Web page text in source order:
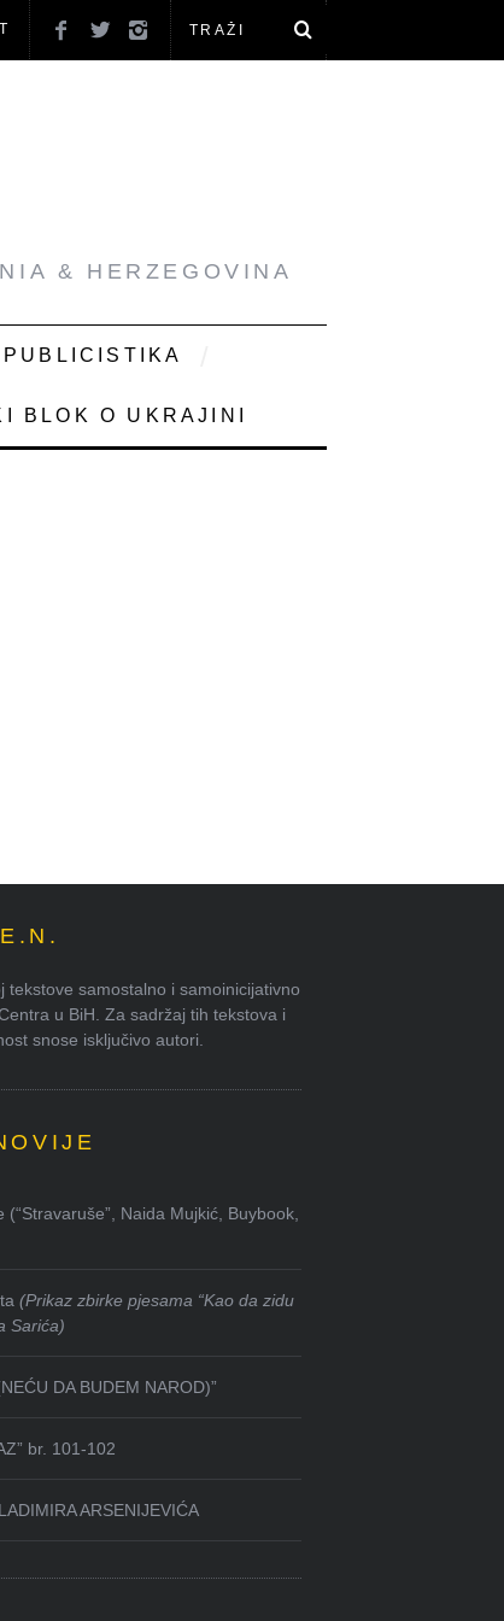
& HERZEGOVINA
PUBLICISTIKA
BLOK O UKRAJINI
samostalno i samoinicijativno
u BiH. Za sadržaj tih tekstova i
snose isključivo autori.
Naida Mujkić, Buybook,
(Prikaz zbirke pjesama “Kao da zidu
Sarića)
DA BUDEM NAROD)”
br. 101-102
ARSENIJEVIĆA